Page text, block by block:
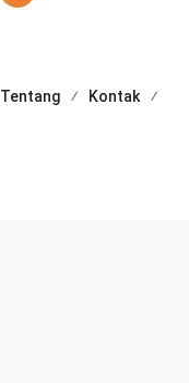
Tentang
Kontak